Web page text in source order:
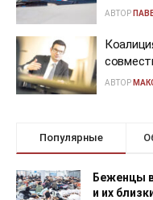
АВТОР
АВТОР
Популярные
Беженцы
и их